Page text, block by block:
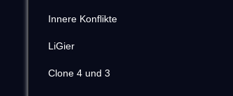
Innere Konflikte
LiGier
Clone 4 und 3